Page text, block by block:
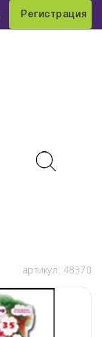
Регистрация
артикул: 48370